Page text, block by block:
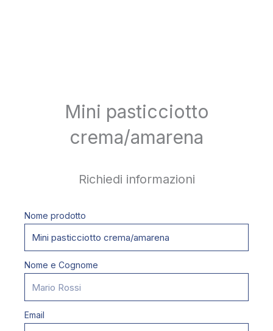
Mini pasticciotto
crema/amarena
Richiedi informazioni
Nome prodotto
Nome e Cognome
Email